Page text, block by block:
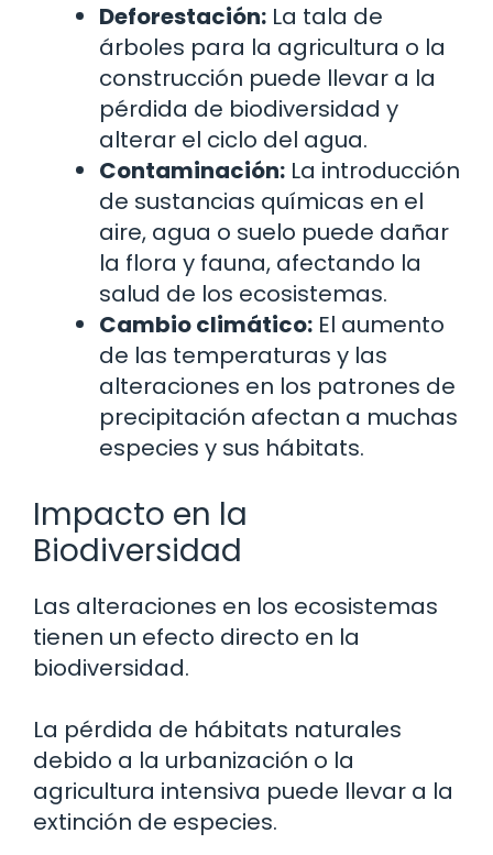
Deforestación: La tala de
árboles para la agricultura o la
construcción puede llevar a la
pérdida de biodiversidad y
alterar el ciclo del agua.
Contaminación: La introducción
de sustancias químicas en el
aire, agua o suelo puede dañar
la flora y fauna, afectando la
salud de los ecosistemas.
Cambio climático: El aumento
de las temperaturas y las
alteraciones en los patrones de
precipitación afectan a muchas
especies y sus hábitats.
Impacto en la
Biodiversidad
Las alteraciones en los ecosistemas
tienen un efecto directo en la
biodiversidad.
La pérdida de hábitats naturales
debido a la urbanización o la
agricultura intensiva puede llevar a la
extinción de especies.